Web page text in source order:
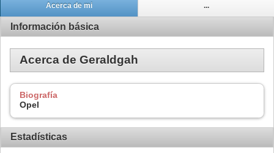
Acerca de mi ...
Información básica
Acerca de Geraldgah
Biografía
Opel
Estadísticas